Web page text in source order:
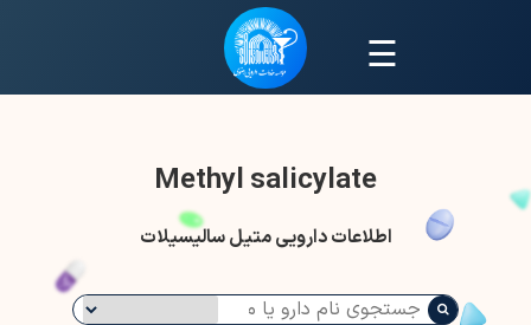
☰
Methyl salicylate
اطلاعات دارویی متیل سالیسیلات